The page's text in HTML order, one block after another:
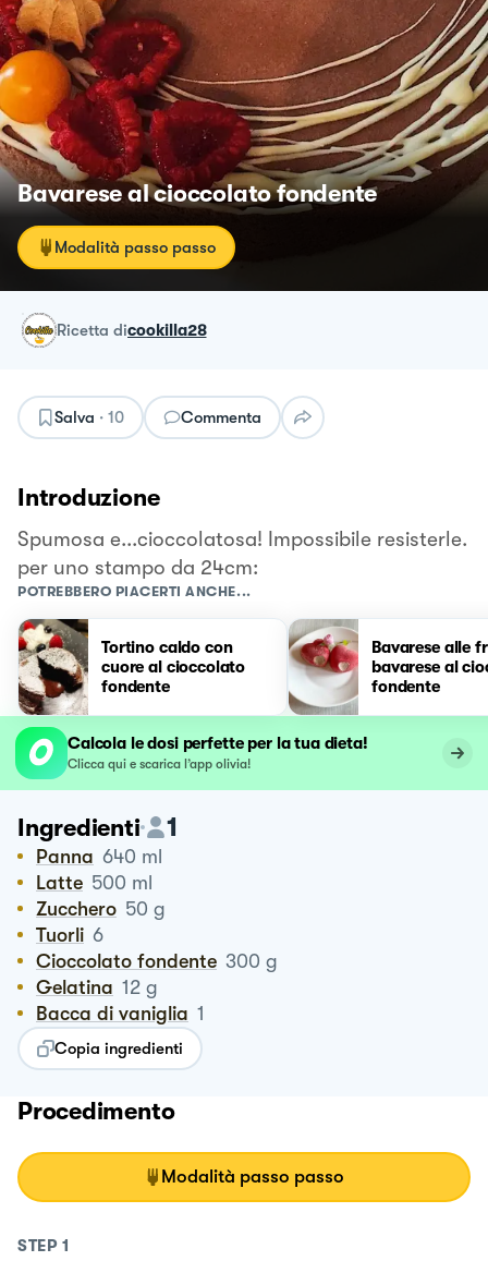
Bavarese al cioccolato fondente
Modalità passo passo
ricetta dicookilla28
Salva · 10 Commenta
Introduzione
Spumosa e...cioccolatosa! Impossibile resisterle.
per uno stampo da 24cm:
POTREBBERO PIACERTI ANCHE...
Tortino caldo con
cuore al cioccolato
fondente
Bavarese alle
bavarese al
fondente
Calcola le dosi perfette per la tua dieta!
Clicca qui e scarica l’app olivia!
Ingredienti 1
Panna 640 ml
Latte 500 ml
Zucchero 50 g
Tuorli 6
Cioccolato fondente 300 g
Gelatina 12 g
Bacca di vaniglia 1
Copia ingredienti
Procedimento
Modalità passo passo
STEP 1